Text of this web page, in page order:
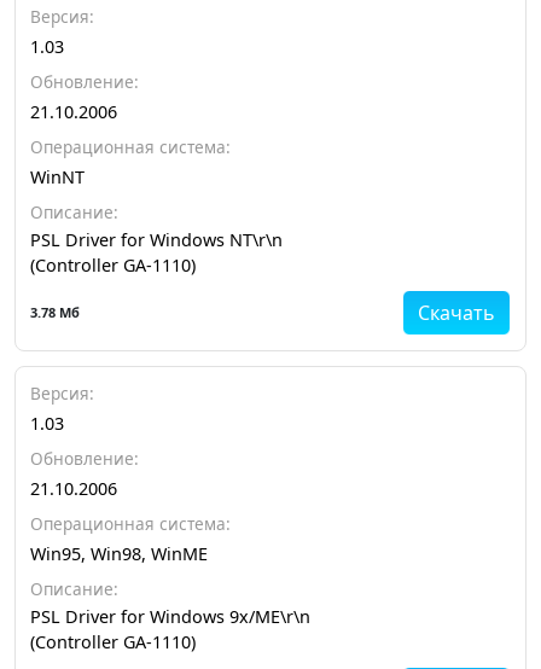
Версия:
1.03
Обновление:
21.10.2006
Операционная система:
WinNT
Описание:
PSL Driver for Windows NT\r\n
(Controller GA-1110)
Скачать
3.78 Мб
Версия:
1.03
Обновление:
21.10.2006
Операционная система:
Win95, Win98, WinME
Описание:
PSL Driver for Windows 9x/ME\r\n
(Controller GA-1110)